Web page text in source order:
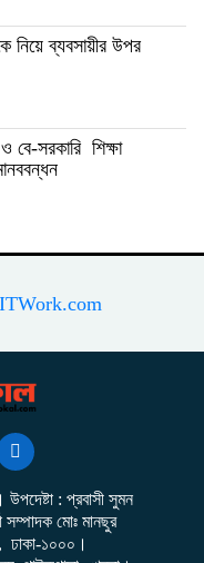
নিয়ে ব্যবসায়ীর উপর
ও বে-সরকারি শিক্ষা
: প্রবাসী সুমন
সম্পাদক মোঃ মানছুর
ঢাকা-১০০০।